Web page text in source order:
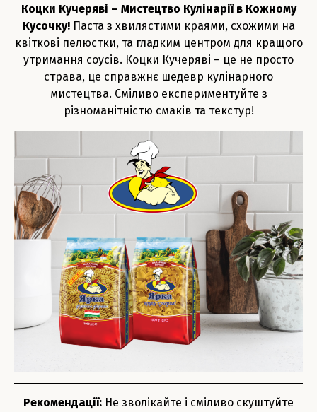
Коцки Кучеряві – Мистецтво Кулінарії в Кожному
Кусочку!Паста з хвилястими краями, схожими на
квіткові пелюстки, та гладким центром для кращого
утримання соусів. Коцки Кучеряві – це не просто
страва, це справжнє шедевр кулінарного
мистецтва. Сміливо експериментуйте з
різноманітністю смаків та текстур!
Рекомендації: Не зволікайте і сміливо скуштуйте